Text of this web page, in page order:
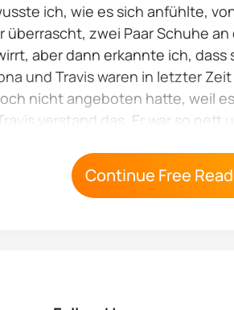
ich, wie es sich anfühlte,
zwei Paar Schuhe
aber dann erkannte ich,
und Travis waren in letzter
nicht angeboten hatte, weil
verstand das. Er war so nett
Continue Free